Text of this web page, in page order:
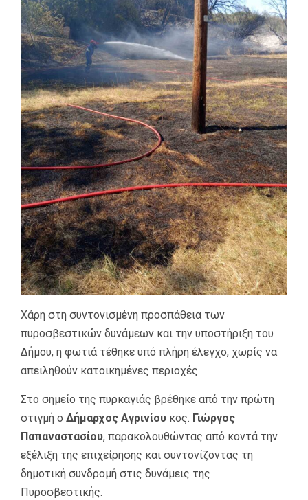
Χάρη στη συντονισμένη προσπάθεια των
πυροσβεστικών δυνάμεων και την υποστήριξη του
Δήμου, η φωτιά τέθηκε υπό πλήρη έλεγχο, χωρίς να
απειληθούν κατοικημένες περιοχές.
Στο σημείο της πυρκαγιάς βρέθηκε από την πρώτη
στιγμή ο Δήμαρχος Αγρινίου κος. Γιώργος
Παπαναστασίου, παρακολουθώντας από κοντά την
εξέλιξη της επιχείρησης και συντονίζοντας τη
δημοτική συνδρομή στις δυνάμεις της
Πυροσβεστικής.